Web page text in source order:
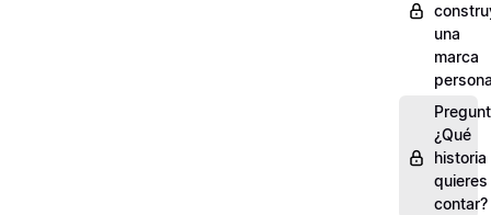
una
marca
¿Qué
historia
quieres
contar?